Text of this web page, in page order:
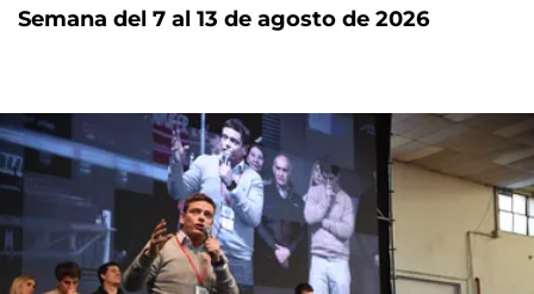
Semana del 7 al 13 de agosto de 2026